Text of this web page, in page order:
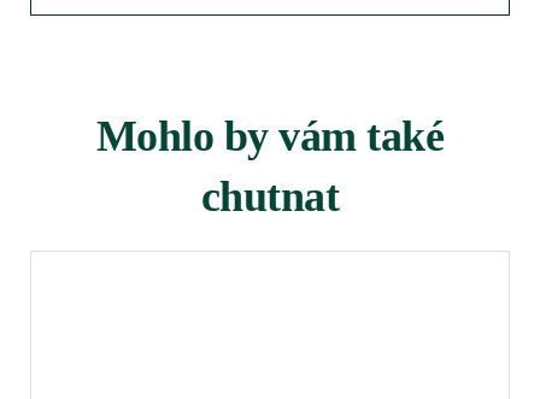
Mohlo by vám také
chutnat